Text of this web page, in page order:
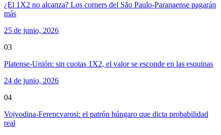
¿El 1X2 no alcanza? Los corners del São Paulo-Paranaense pagarán
más
25 de junio, 2026
03
Platense-Unión: sin cuotas 1X2, el valor se esconde en las esquinas
24 de junio, 2026
04
Vojvodina-Ferencvarosi: el patrón húngaro que dicta probabilidad
real